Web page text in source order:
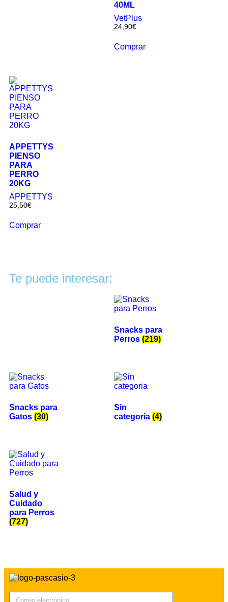
40ML
VetPlus
24,90€
Comprar
APPETTYS
PIENSO
PARA
PERRO
20KG
APPETTYS
25,50€
Comprar
Te puede interesar:
Snacks para
Perros (219)
Snacks para
Gatos (30)
Sin
categoria (4)
Salud y
Cuidado
para Perros
(727)